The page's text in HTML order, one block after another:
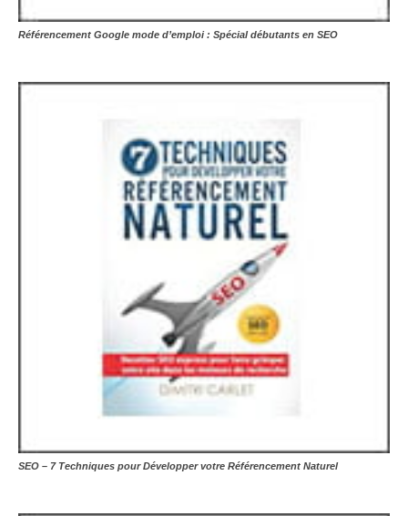
Référencement Google mode d’emploi : Spécial débutants en SEO
SEO – 7 Techniques pour Développer votre Référencement Naturel